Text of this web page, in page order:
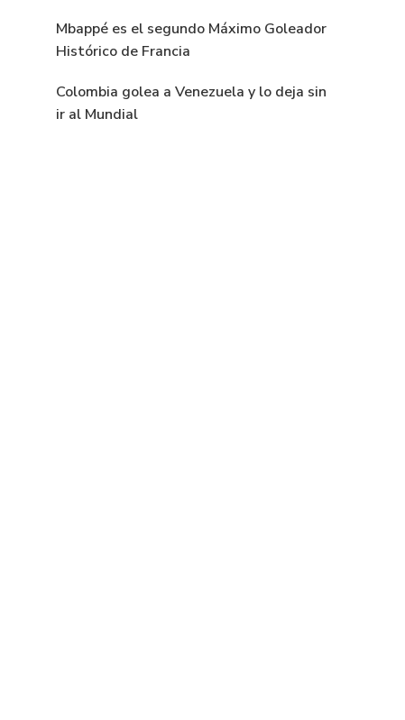
Mbappé es el segundo Máximo Goleador
Histórico de Francia
Colombia golea a Venezuela y lo deja sin
ir al Mundial